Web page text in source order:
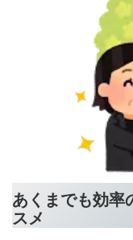
あくまでも効率
スメ